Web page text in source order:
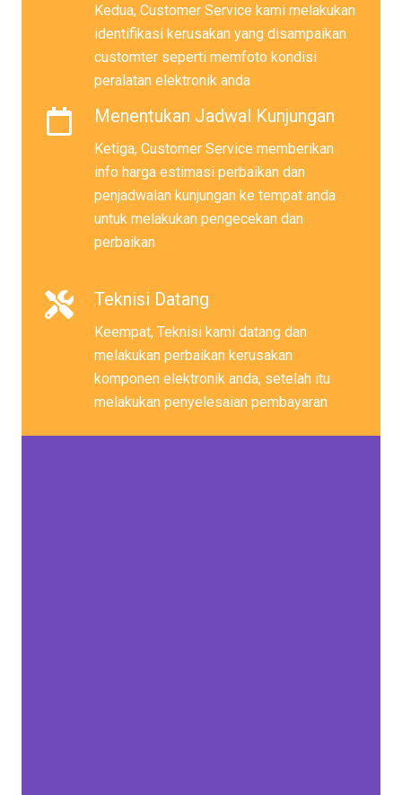
Kedua, Customer Service kami melakukan
identifikasi kerusakan yang disampaikan
customter seperti memfoto kondisi
peralatan elektronik anda
Menentukan Jadwal Kunjungan
Ketiga, Customer Service memberikan
info harga estimasi perbaikan dan
penjadwalan kunjungan ke tempat anda
untuk melakukan pengecekan dan
perbaikan
Teknisi Datang
Keempat, Teknisi kami datang dan
melakukan perbaikan kerusakan
komponen elektronik anda, setelah itu
melakukan penyelesaian pembayaran